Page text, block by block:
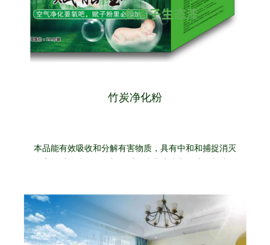
人适其位，位适其人;只要能够为企业努力工作、
积极奉献，就是企业需要的人才。
竹炭净化粉
本品能有效吸收和分解有害物质，具有中和和捕捉消灭